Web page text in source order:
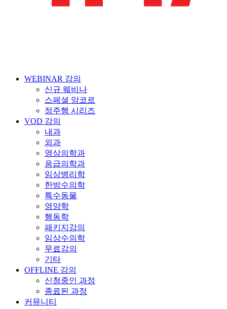
WEBINAR 강의
신규 웨비나
스페셜 앙코르
정주행 시리즈
VOD 강의
내과
외과
영상의학과
응급의학과
임상병리학
한방수의학
특수동물
영양학
행동학
패키지강의
임상수의학
무료강의
기타
OFFLINE 강의
신청중인 과정
종료된 과정
커뮤니티